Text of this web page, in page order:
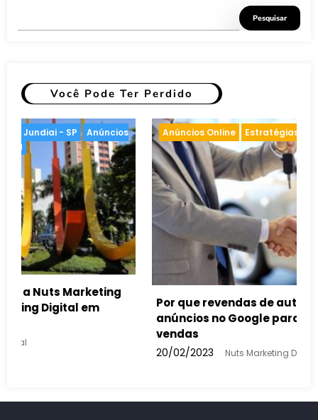
Pesquisar
Você Pode Ter Perdido
Estratégias de Marketing
de automóveis devem usar
para aumentar suas
Anúncios Online